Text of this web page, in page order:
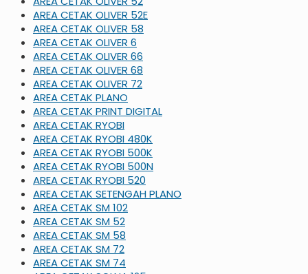
AREA CETAK OLIVER 52E
AREA CETAK OLIVER 58
AREA CETAK OLIVER 6
AREA CETAK OLIVER 66
AREA CETAK OLIVER 68
AREA CETAK OLIVER 72
AREA CETAK PLANO
AREA CETAK PRINT DIGITAL
AREA CETAK RYOBI
AREA CETAK RYOBI 480K
AREA CETAK RYOBI 500K
AREA CETAK RYOBI 500N
AREA CETAK RYOBI 520
AREA CETAK SETENGAH PLANO
AREA CETAK SM 102
AREA CETAK SM 52
AREA CETAK SM 58
AREA CETAK SM 72
AREA CETAK SM 74